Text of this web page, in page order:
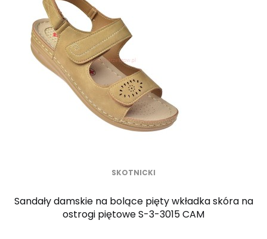
SKOTNICKI
Sandały damskie na bolące pięty wkładka skóra na
ostrogi piętowe S-3-3015 CAM